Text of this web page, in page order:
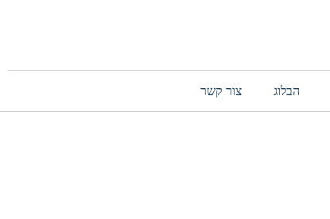
הבלוג צור קשר